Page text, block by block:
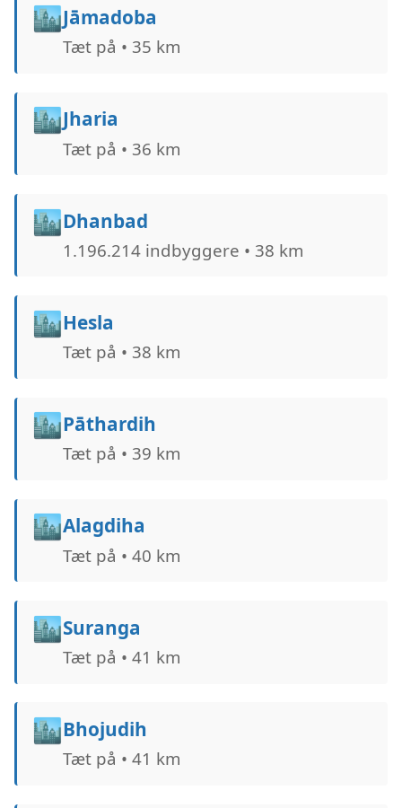
🏙️Jāmadoba
Tæt på • 35 km
🏙️Jharia
Tæt på • 36 km
🏙️Dhanbad
1.196.214 indbyggere • 38 km
🏙️Hesla
Tæt på • 38 km
🏙️Pāthardih
Tæt på • 39 km
🏙️Alagdiha
Tæt på • 40 km
🏙️Suranga
Tæt på • 41 km
🏙️Bhojudih
Tæt på • 41 km